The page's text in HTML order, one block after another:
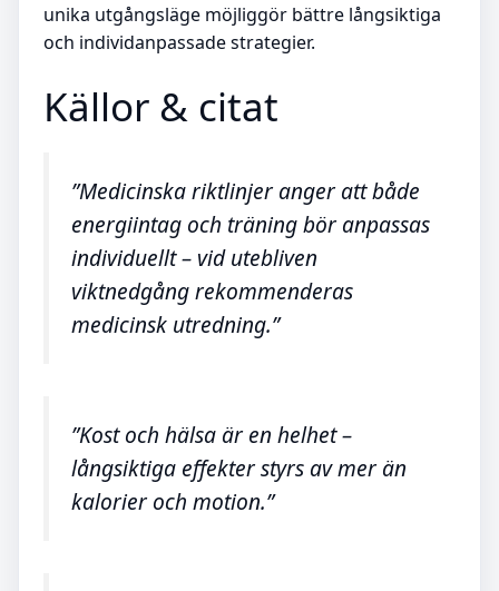
unika utgångsläge möjliggör bättre långsiktiga
och individanpassade strategier.
Källor & citat
”Medicinska riktlinjer anger att både
energiintag och träning bör anpassas
individuellt – vid utebliven
viktnedgång rekommenderas
medicinsk utredning.”
”Kost och hälsa är en helhet –
långsiktiga effekter styrs av mer än
kalorier och motion.”